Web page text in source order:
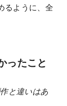
るように、全
ったこと
と違いはあ